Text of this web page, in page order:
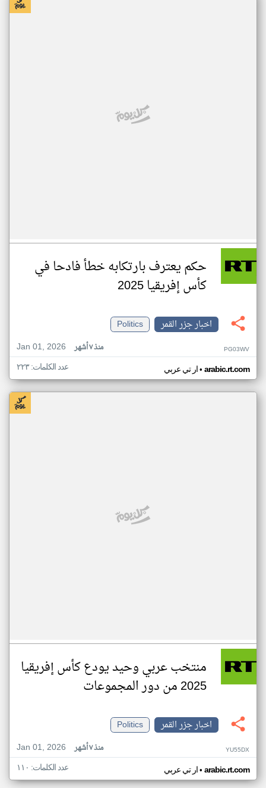
حكم يعترف بارتكابه خطأ فادحا في
كأس إفريقيا 2025
اخبار جزر القمر
Politics
Jan 01, 2026
منذ ٧ أشهر PG03WV
ار تي عربي• arabic.rt.com عدد الكلمات: ٢٢٣
منتخب عربي وحيد يودع كأس إفريقيا
2025 من دور المجموعات
اخبار جزر القمر
Politics
Jan 01, 2026
منذ ٧ أشهر YU55DX
ار تي عربي• arabic.rt.com عدد الكلمات: ١١٠